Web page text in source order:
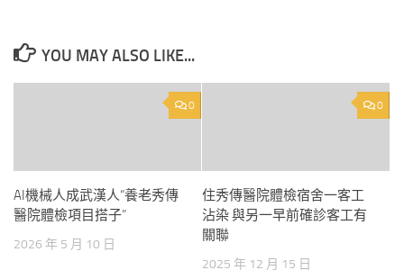
YOU MAY ALSO LIKE...
0
AI機械人成武漢人“養老秀傳
醫院體檢項目搭子”
2026 年 5 月 10 日
0
住秀傳醫院體檢宿舍一客工
沾染 與另一早前確診客工有
關聯
2025 年 12 月 15 日